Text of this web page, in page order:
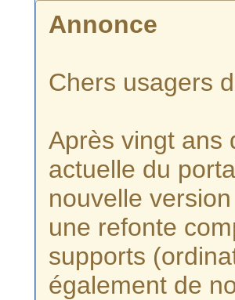
Annonce
Chers usagers
Après vingt ans
actuelle du
nouvelle
une refonte
supports
également de